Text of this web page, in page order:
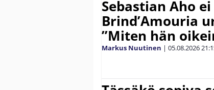
Sebastian Aho
Brind’Amouria
”Miten hän
Markus Nuutinen | 05.08.2026